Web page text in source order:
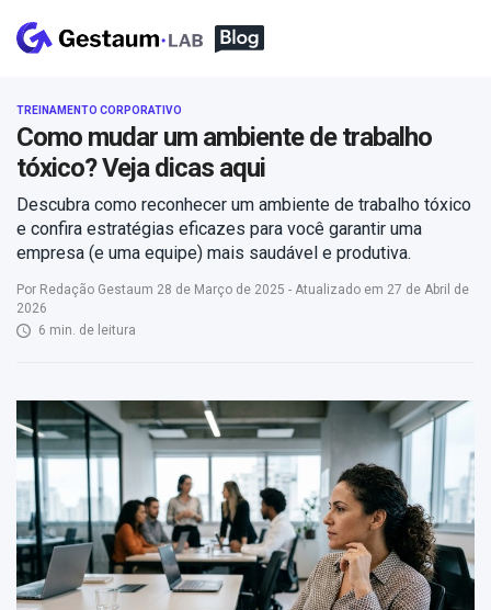
TREINAMENTO CORPORATIVO
Como mudar um ambiente de trabalho
tóxico? Veja dicas aqui
Descubra como reconhecer um ambiente de trabalho tóxico
e confira estratégias eficazes para você garantir uma
empresa (e uma equipe) mais saudável e produtiva.
Por Redação Gestaum 28 de Março de 2025 - Atualizado em 27 de Abril de
2026
6 min. de leitura